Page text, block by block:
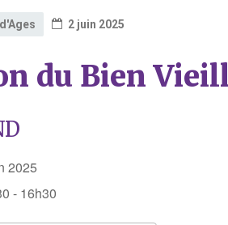
2 juin 2025
du Bien
2025
- 16h30